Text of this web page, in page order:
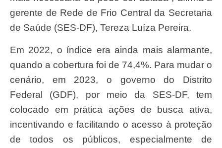
gerente de Rede de Frio Central da Secretaria
de Saúde (SES-DF), Tereza Luíza Pereira.
Em 2022, o índice era ainda mais alarmante,
quando a cobertura foi de 74,4%. Para mudar o
cenário, em 2023, o governo do Distrito
Federal (GDF), por meio da SES-DF, tem
colocado em prática ações de busca ativa,
incentivando e facilitando o acesso à proteção
de todos os públicos, especialmente de